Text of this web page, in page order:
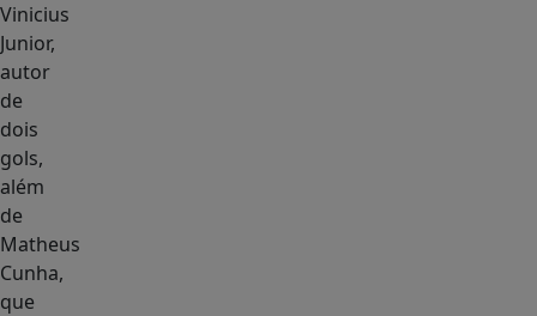
Vinicius
Junior,
autor
de
dois
gols,
além
de
Matheus
Cunha,
que